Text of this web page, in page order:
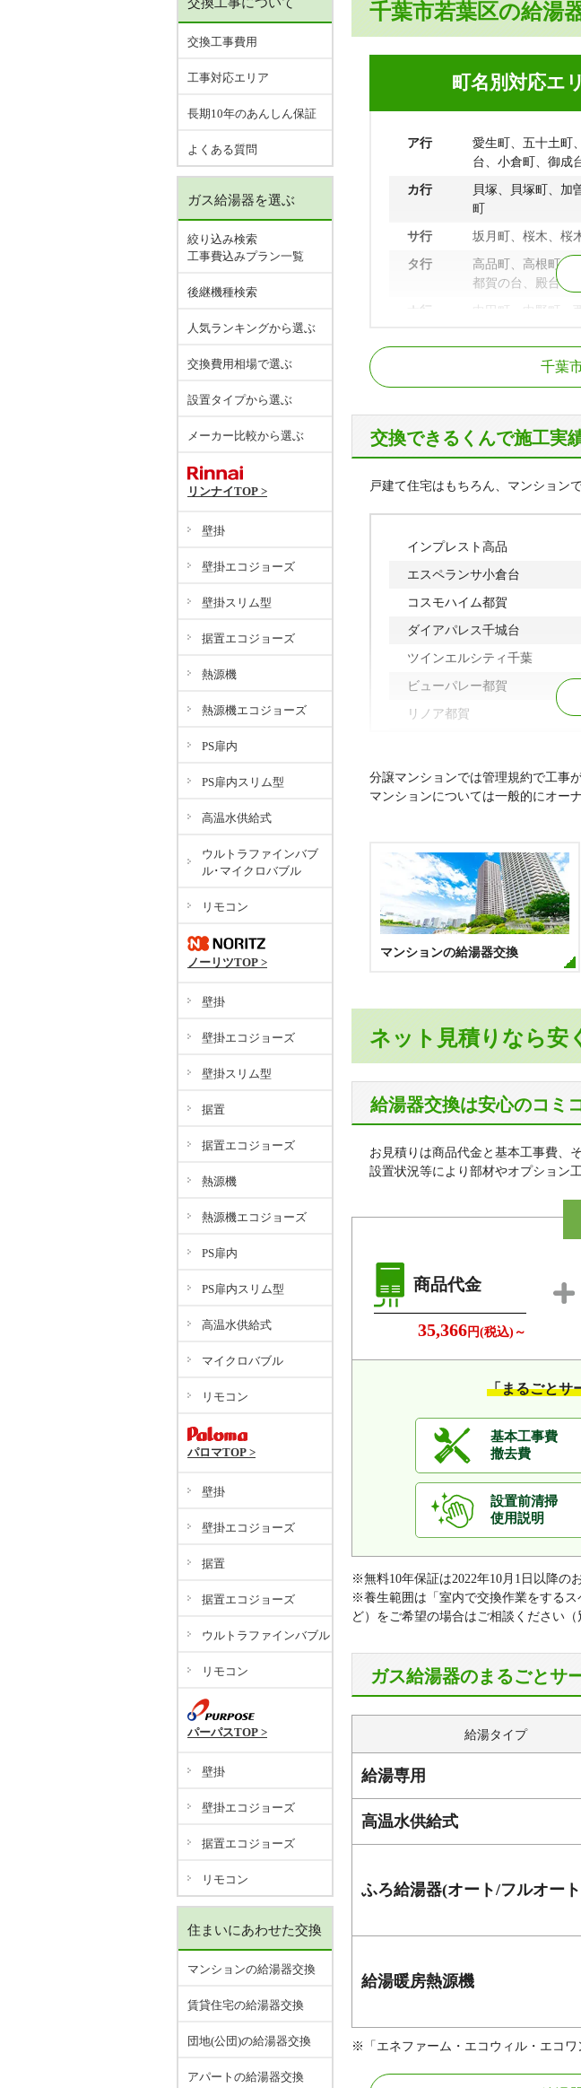
千葉市若葉区の給湯
町名別対応エ
ア行
愛生町、五十土町
台、小倉町、御成
カ行
貝塚、貝塚町、加
町
サ行 坂月町、桜木、桜
タ行
高品町、高根町、
都賀の台、殿台町
ナ行 中田町、中野町、
みつわ台、源町
千葉
交換できるくんで施工実
戸建て住宅はもちろん、マンション
インプレスト高品
エスペランサ小倉台
コスモハイム都賀
ダイアパレス千城台
ツインエルシティ千葉
ビューパレー都賀
リノア都賀
分譲マンションでは管理規約で工事
マンションについては一般的にオー
マンションの給湯器交換
ネット見積りなら安
給湯器交換は安心のコミ
お見積りは商品代金と基本工事費、
設置状況等により部材やオプション
商品代金
35,366 円(税込)～
「まるごとサ
基本工事費
撤去費
設置前清掃
使用説明
※無料10年保証は2022年10月1日以降の
※養生範囲は「室内で交換作業をする
ど）をご希望の場合はご相談ください（
ガス給湯器のまるごとサ
給湯タイプ
給湯専用
高温水供給式
ふろ給湯器(オート/フルオー
給湯暖房熱源機
※「エネファーム・エコウィル・エコワ
交換工事費用
工事対応エリア
長期10年のあんしん保証
よくある質問
ガス給湯器を選ぶ
絞り込み検索
工事費込みプラン一覧
後継機種検索
人気ランキングから選ぶ
交換費用相場で選ぶ
設置タイプから選ぶ
メーカー比較から選ぶ
リンナイTOP >
壁掛
壁掛エコジョーズ
壁掛スリム型
据置エコジョーズ
熱源機
熱源機エコジョーズ
PS扉内
PS扉内スリム型
高温水供給式
ウルトラファインバブ
ル･マイクロバブル
リモコン
ノーリツTOP >
壁掛
壁掛エコジョーズ
壁掛スリム型
据置
据置エコジョーズ
熱源機
熱源機エコジョーズ
PS扉内
PS扉内スリム型
高温水供給式
マイクロバブル
リモコン
パロマTOP >
壁掛
壁掛エコジョーズ
据置
据置エコジョーズ
ウルトラファインバブル
リモコン
パーパスTOP >
壁掛
壁掛エコジョーズ
据置エコジョーズ
リモコン
住まいにあわせた交換
マンションの給湯器交換
賃貸住宅の給湯器交換
団地(公団)の給湯器交換
アパートの給湯器交換